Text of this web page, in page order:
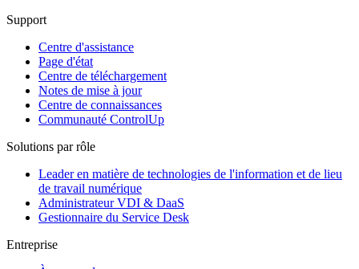
Support
Centre d'assistance
Page d'état
Centre de téléchargement
Notes de mise à jour
Centre de connaissances
Communauté ControlUp
Solutions par rôle
Leader en matière de technologies de l'information et de lieu
de travail numérique
Administrateur VDI & DaaS
Gestionnaire du Service Desk
Entreprise